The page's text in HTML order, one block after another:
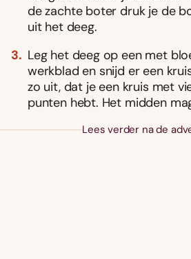
de zachte boter druk je de
uit het deeg.
Leg het deeg op een met
werkblad en snijd er een
zo uit, dat je een kruis met
punten hebt. Het midden
Lees verder na de